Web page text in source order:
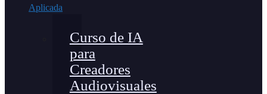
Aplicada
Curso de IA
para
Creadores
Audiovisuales